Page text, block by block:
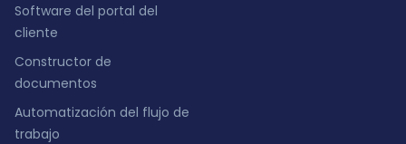
Software del portal del
cliente
Constructor de
documentos
Automatización del flujo de
trabajo